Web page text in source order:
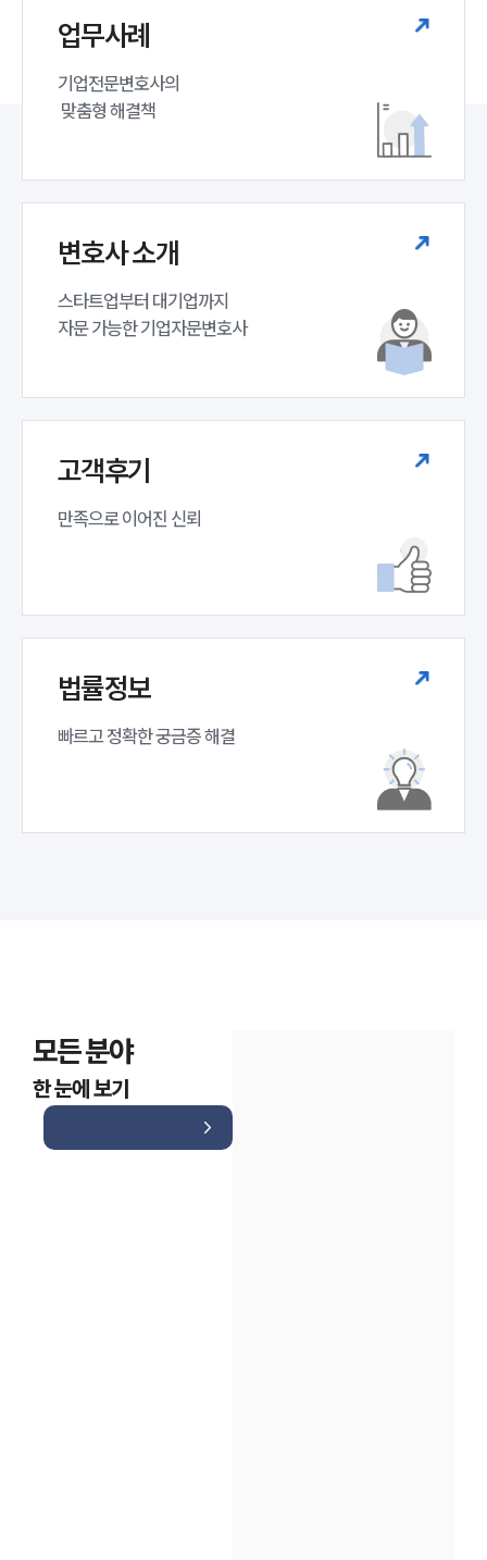
업무사례
기업전문변호사의
맞춤형 해결책
변호사 소개
스타트업부터 대기업까지
자문 가능한 기업자문변호사
고객후기
만족으로 이어진 신뢰
법률정보
빠르고 정확한 궁금증 해결
모든 분야
한 눈에 보기